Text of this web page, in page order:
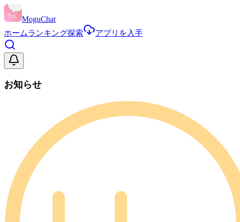
MoguChat
ホームランキング探索 アプリを入手
お知らせ